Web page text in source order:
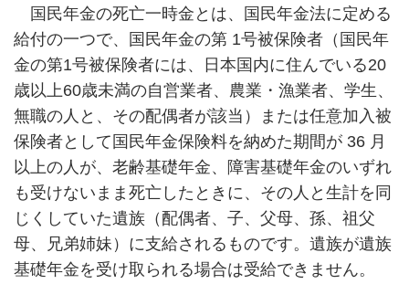
国民年金の死亡一時金とは、国民年金法に定める
給付の一つで、国民年金の第1号被保険者（国民年
金の第1号被保険者には、日本国内に住んでいる20
歳以上60歳未満の自営業者、農業・漁業者、学生、
無職の人と、その配偶者が該当）または任意加入被
保険者として国民年金保険料を納めた期間が36 月
以上の人が、老齢基礎年金、障害基礎年金のいずれ
も受けないまま死亡したときに、その人と生計を同
じくしていた遺族（配偶者、子、父母、孫、祖父
母、兄弟姉妹）に支給されるものです。遺族が遺族
基礎年金を受け取られる場合は受給できません。